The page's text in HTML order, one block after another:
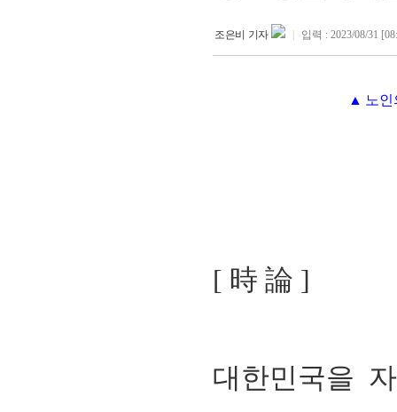
조은비 기자 입력 : 2023/08/31
▲ 노인
[ 時 論 ]
대한민국을